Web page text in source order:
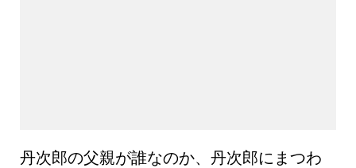
丹次郎の父親が誰なのか、丹次郎にまつわ